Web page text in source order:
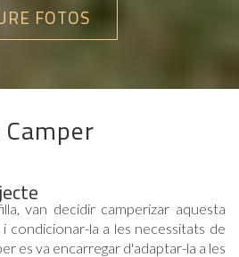
FOTOS
van decidir camperizar aquesta
condicionar-la a les necessitats de
es va encarregar d'adaptar-la a les